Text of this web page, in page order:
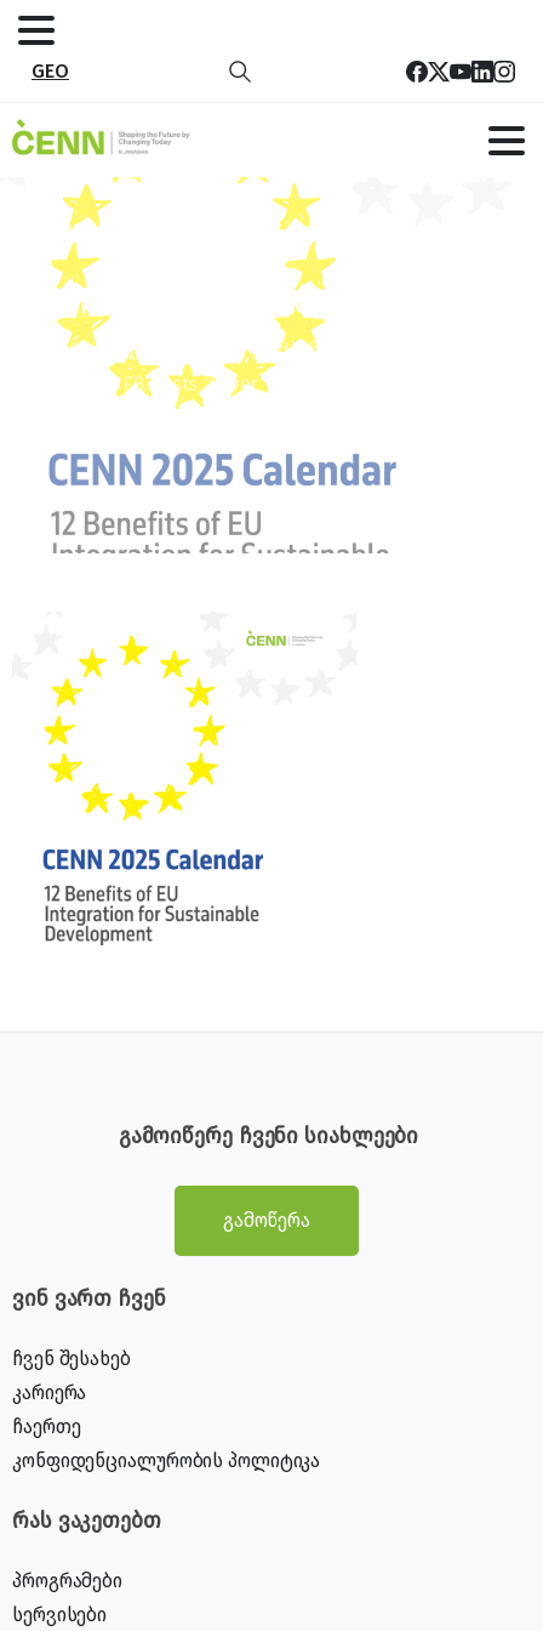
GEO
Calendar FB Posts_Cover
მთავარი პროექტები
კამპანიები
Calendar FB Posts_Cover
გამოიწერე ჩვენი სიახლეები
გამოწერა
ვინ ვართ ჩვენ
ჩვენ შესახებ
კარიერა
ჩაერთე
კონფიდენციალურობის პოლიტიკა
რას ვაკეთებთ
პროგრამები
სერვისები